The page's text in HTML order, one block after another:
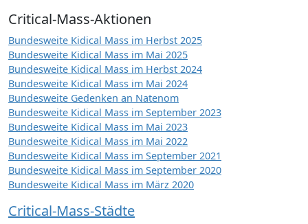
Critical-Mass-Aktionen
Bundesweite Kidical Mass im Herbst 2025
Bundesweite Kidical Mass im Mai 2025
Bundesweite Kidical Mass im Herbst 2024
Bundesweite Kidical Mass im Mai 2024
Bundesweite Gedenken an Natenom
Bundesweite Kidical Mass im September 2023
Bundesweite Kidical Mass im Mai 2023
Bundesweite Kidical Mass im Mai 2022
Bundesweite Kidical Mass im September 2021
Bundesweite Kidical Mass im September 2020
Bundesweite Kidical Mass im März 2020
Critical-Mass-Städte